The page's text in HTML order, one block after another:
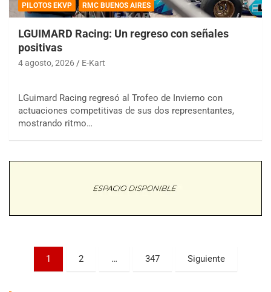
PILOTOS EKVP RMC BUENOS AIRES
LGUIMARD Racing: Un regreso con señales
positivas
4 agosto, 2026 E-Kart
LGuimard Racing regresó al Trofeo de Invierno con
actuaciones competitivas de sus dos representantes,
mostrando ritmo…
Paginación
1 2 … 347 Siguiente
COBERTURA ESPECIAL DE E-KART.COM.AR
08/09-AGO
Trenque Lauquen (Buenos Aires)
Villaguay (Entre Ríos)